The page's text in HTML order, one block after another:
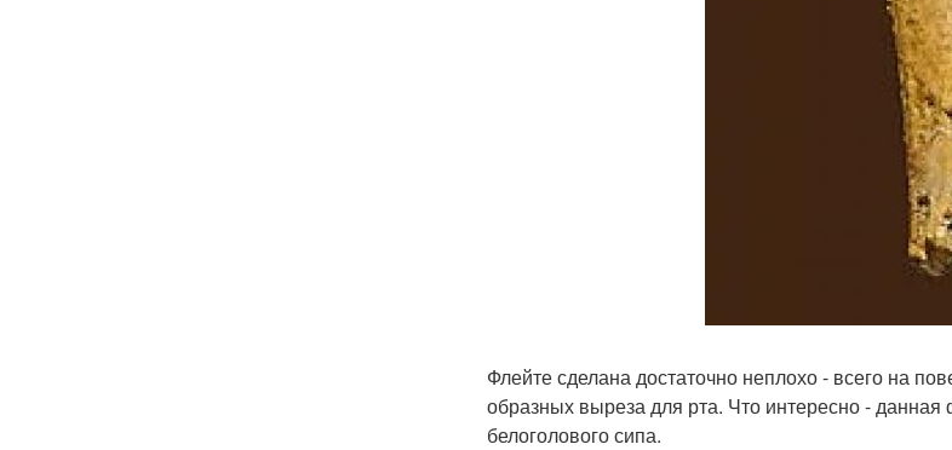
Флейте сделана достаточно неплохо - всего на
образных выреза для рта. Что интересно -
белоголового сипа.